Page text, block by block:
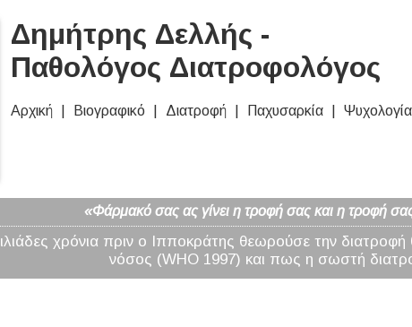
Δημήτρης Δελλής -
Παθολόγος Διατροφολόγος
Αρχική Βιογραφικό Διατροφή Παχυσαρκία Ψυχολογία
«Φάρμακό σας ας γίνει η τροφή σας και η τροφή
χρόνια πριν ο Ιπποκράτης θεωρούσε την διατροφή
νόσος (WHO 1997) και πως η σωστή